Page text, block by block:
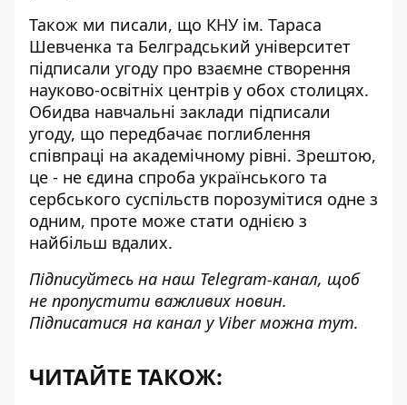
Також ми писали, що КНУ ім. Тараса
Шевченка та Белградський університет
підписали угоду про взаємне створення
науково-освітніх центрів у обох столицях.
Обидва навчальні заклади підписали
угоду, що передбачає поглиблення
співпраці на академічному рівні. Зрештою,
це - не єдина спроба українського та
сербського суспільств порозумітися одне з
одним, проте може стати однією з
найбільш вдалих.
Підписуйтесь на наш Telegram-канал, щоб
не пропустити важливих новин.
Підписатися на канал у Viber можна тут.
ЧИТАЙТЕ ТАКОЖ: